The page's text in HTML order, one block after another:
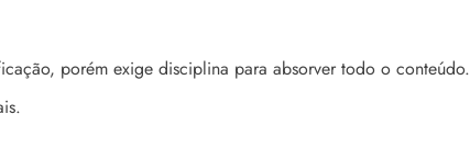
porém exige disciplina para absorver todo o conteúdo.